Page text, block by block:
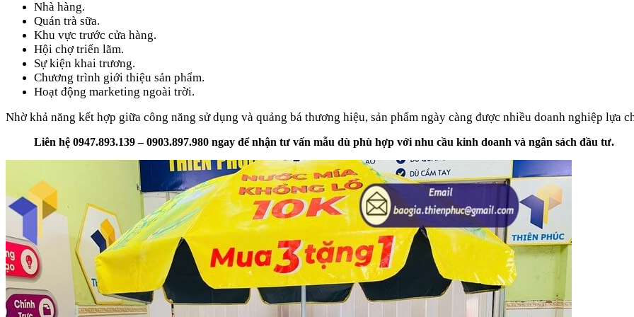
Nhà hàng.
Quán trà sữa.
Khu vực trước cửa hàng.
Hội chợ triển lãm.
Sự kiện khai trương.
Chương trình giới thiệu sản phẩm.
Hoạt động marketing ngoài trời.
Nhờ khả năng kết hợp giữa công năng sử dụng và quảng bá thương hiệu, sản phẩm ngày càng được nhiều doanh nghiệp lựa
Liên hệ 0947.893.139 – 0903.897.980 ngay để nhận tư vấn mẫu dù phù hợp với nhu cầu kinh doanh và ngân sách đầu tư.